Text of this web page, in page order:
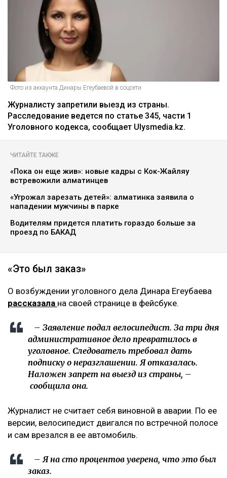
Главная
На Динару Егеубаеву завели
уголовное дело после ДТП
Курманов Байтас
Фото из аккаунта Динары Егеубаевой в соцсети
Журналисту запретили выезд из страны.
Уголовного кодекса, сообщает Ulysmedia.kz.
ЧИТАЙТЕ ТАКЖЕ
«Пока он еще жив»: новые кадры с Кок-Жайляу
встревожили алматинцев
нападении мужчины в парке
Водителям придется платить гораздо больше за
проезд по БАКАД
«Это был заказ»